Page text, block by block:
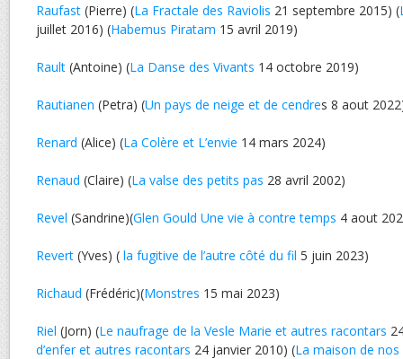
Raufast (Pierre) (La Fractale des Raviolis 21 septembre 2015) (
juillet 2016) (Habemus Piratam 15 avril 2019)
Rault (Antoine) (La Danse des Vivants 14 octobre 2019)
Rautianen (Petra) (Un pays de neige et de cendres 8 aout
Renard (Alice) (La Colère et L’envie 14 mars 2024)
Renaud (Claire) (La valse des petits pas 28 avril 2002)
Revel (Sandrine)(Glen Gould Une vie à contre temps 4 aout
Revert (Yves) ( la fugitive de l’autre côté du fil 5 juin 2023)
Richaud (Frédéric)(Monstres 15 mai 2023)
Riel (Jorn) (Le naufrage de la Vesle Marie et autres racontars
d’enfer et autres racontars 24 janvier 2010) (La maison de nos